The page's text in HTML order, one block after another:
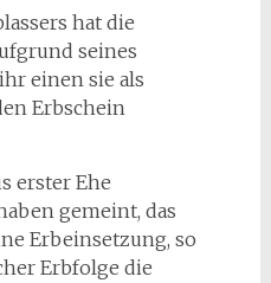
hat die
seines
einen sie als
Erbschein
erster Ehe
gemeint, das
Erbeinsetzung, so
Erbfolge die